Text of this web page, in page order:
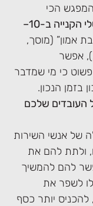
הכי
80% מסלי הקנייה ב-10–
אמון” (מוסך,
אפשר
כי מי שמדבר
בזמן הנכון.
העובדים שלכם
של אנשי השירות
ולתת להם את
להם להמשיך
לשפר את
להכניס יותר כסף